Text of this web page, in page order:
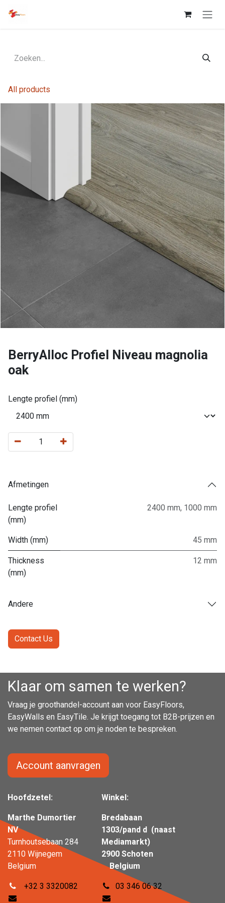
All products
BerryAlloc Profiel Niveau magnolia
oak
Lengte profiel (mm)
Afmetingen
Lengte profiel
(mm)
2400 mm, 1000 mm
Width (mm) 45 mm
Thickness
(mm)
12 mm
Andere
Contact Us
Klaar om samen te werken?
Vraag je groothandel-account aan voor EasyFloors,
EasyWalls en EasyTile. Je krijgt toegang tot B2B-prijzen en
we nemen contact op om je noden te bespreken.
Hoofdzetel:
Marthe Dumortier
NV
Turnhoutsebaan 284
2110 Wijnegem
Belgium
+32 3 3320082
Winkel:
Bredabaan
1303/pand d (naast
Mediamarkt)
2900 Schoten
Belgium
03 346 06 32
Account aanvragen